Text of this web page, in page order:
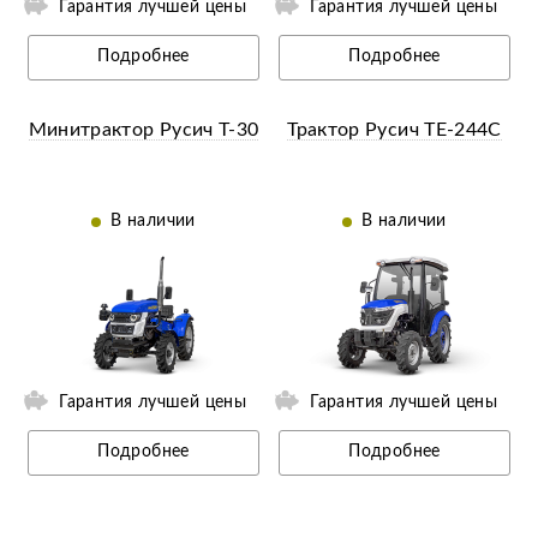
Гарантия лучшей цены
Подробнее
Гарантия лучшей цены
Подробнее
Минитрактор Русич Т-30
В наличии
Гарантия лучшей цены
Подробнее
Трактор Русич ТE-244С
В наличии
Ещё 2 фотографии
Гарантия лучшей цены
Подробнее